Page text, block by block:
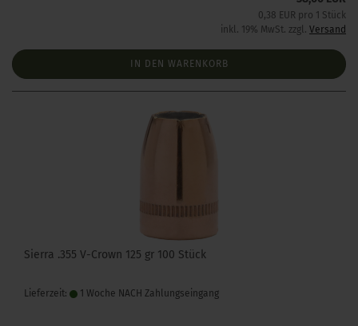
0,38 EUR pro 1 Stück
inkl. 19% MwSt. zzgl. Versand
IN DEN WARENKORB
Sierra .355 V-Crown 125 gr 100 Stück
Lieferzeit: 1 Woche NACH Zahlungseingang